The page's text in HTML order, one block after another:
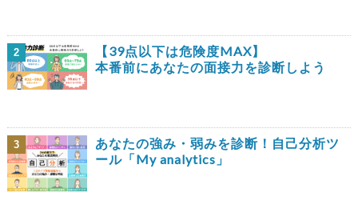
2
【39点以下は危険度MAX】
本番前にあなたの面接力を診断しよう
3
あなたの強み・弱みを診断！自己分析ツ
ール「My analytics」